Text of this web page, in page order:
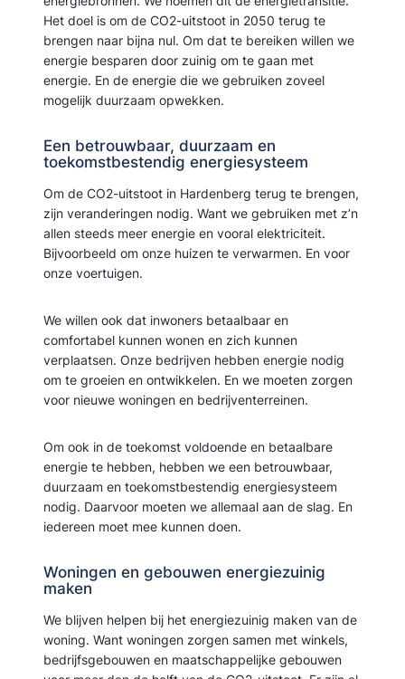
Het doel is om de CO2-uitstoot in 2050 terug te
brengen naar bijna nul. Om dat te bereiken willen we
energie besparen door zuinig om te gaan met
energie. En de energie die we gebruiken zoveel
mogelijk duurzaam opwekken.
Een betrouwbaar, duurzaam en
toekomstbestendig energiesysteem
Om de CO2-uitstoot in Hardenberg terug te brengen,
zijn veranderingen nodig. Want we gebruiken met z’n
allen steeds meer energie en vooral elektriciteit.
Bijvoorbeeld om onze huizen te verwarmen. En voor
onze voertuigen.
We willen ook dat inwoners betaalbaar en
comfortabel kunnen wonen en zich kunnen
verplaatsen. Onze bedrijven hebben energie nodig
om te groeien en ontwikkelen. En we moeten zorgen
voor nieuwe woningen en bedrijventerreinen.
Om ook in de toekomst voldoende en betaalbare
energie te hebben, hebben we een betrouwbaar,
duurzaam en toekomstbestendig energiesysteem
nodig. Daarvoor moeten we allemaal aan de slag. En
iedereen moet mee kunnen doen.
Woningen en gebouwen energiezuinig
maken
We blijven helpen bij het energiezuinig maken van de
woning. Want woningen zorgen samen met winkels,
bedrijfsgebouwen en maatschappelijke gebouwen